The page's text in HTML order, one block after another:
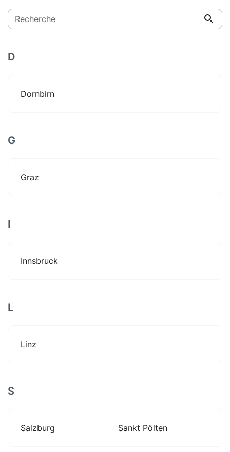
Recherche
D
Dornbirn
G
Graz
I
Innsbruck
L
Linz
S
Salzburg Sankt Pölten